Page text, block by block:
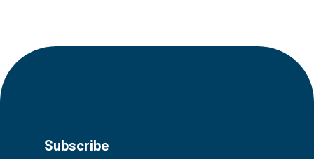
Subscribe